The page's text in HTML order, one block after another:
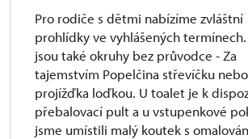
Pro rodiče s dětmi nabízíme zvláštní
prohlídky ve vyhlášených termínech.
jsou také okruhy bez průvodce - Za
tajemstvím Popelčina střevíčku nebo
projížďka loďkou. U toalet je k
přebalovací pult a u vstupenkové
jsme umístili malý koutek s